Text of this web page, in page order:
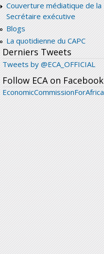
Couverture médiatique de la
Secrétaire exécutive
Blogs
La quotidienne du CAPC
Derniers Tweets
Tweets by @ECA_OFFICIAL
Follow ECA on Facebook
EconomicCommissionForAfrica